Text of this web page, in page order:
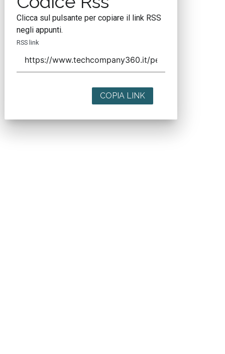
Clicca sul pulsante per copiare il link RSS
negli appunti.
RSS link
COPIA LINK